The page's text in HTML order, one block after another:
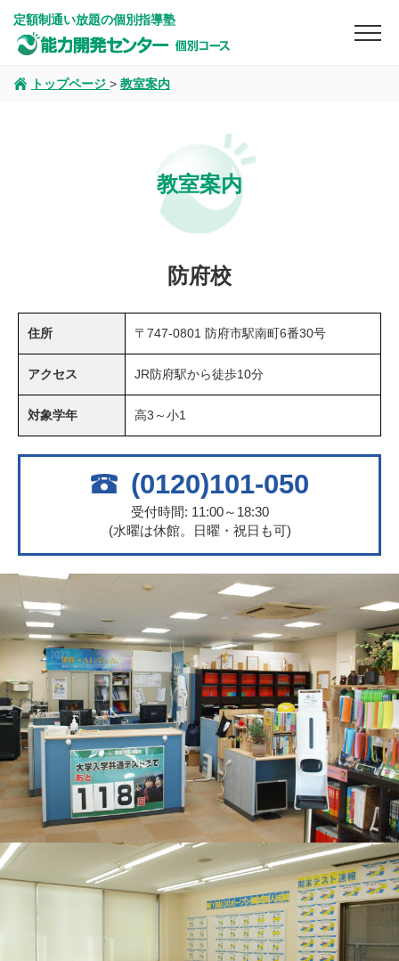
定額制通い放題の個別指導塾
トップページ > 教室案内
教室案内
防府校
住所 〒747-0801 防府市駅南町6番30号
アクセス JR防府駅から徒歩10分
対象学年 高3～小1
(0120)101-050
受付時間: 11:00～18:30
(水曜は休館。日曜・祝日も可)